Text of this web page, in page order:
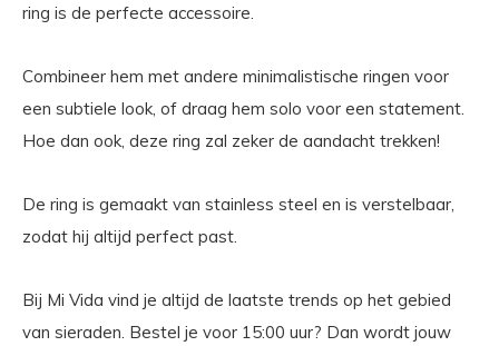
ring is de perfecte accessoire.
Combineer hem met andere minimalistische ringen voor
een subtiele look, of draag hem solo voor een statement.
Hoe dan ook, deze ring zal zeker de aandacht trekken!
De ring is gemaakt van stainless steel en is verstelbaar,
zodat hij altijd perfect past.
Bij Mi Vida vind je altijd de laatste trends op het gebied
van sieraden. Bestel je voor 15:00 uur? Dan wordt jouw